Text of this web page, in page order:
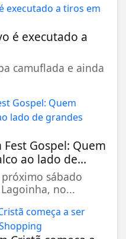
é executado a
camuflada e ainda
Gospel: Quem
ao lado de...
sábado
no...